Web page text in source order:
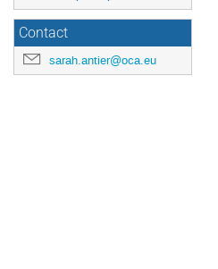
Contact
sarah.antier@oca.eu